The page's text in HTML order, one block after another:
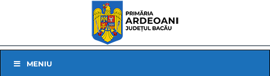
Navigation
MENIU